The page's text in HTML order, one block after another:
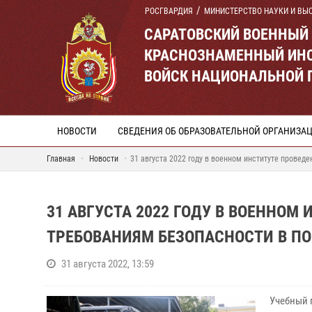
РОСГВАРДИЯ МИНИСТЕРСТВО НАУКИ И
САРАТОВСКИЙ
КРАСНОЗНАМЕННЫЙ
ВОЙСК НАЦИОНАЛЬНОЙ
НОВОСТИ СВЕДЕНИЯ ОБ ОБРАЗОВАТЕЛЬНОЙ
Главная Новости 31 августа 2022 году в военном институте
31 АВГУСТА 2022 ГОДУ В
ТРЕБОВАНИЯМ БЕЗОПАСНОСТИ В
31 августа 2022, 13:59
Учебный